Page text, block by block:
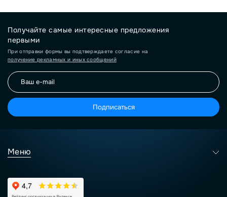
Получайте самые интересные предложения
первыми
При отправки формы вы подтверждаете согласие на
получение рекламных и иных сообщений
Подписаться
Меню